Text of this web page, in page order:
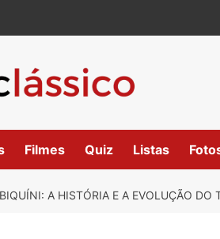
Filmes Quiz Listas
A HISTÓRIA E A EVOLUÇÃO DO